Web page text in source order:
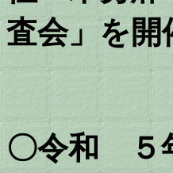
査会」を開
〇令和